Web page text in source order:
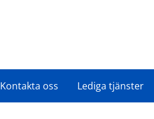
Kontakta oss Lediga tjänster